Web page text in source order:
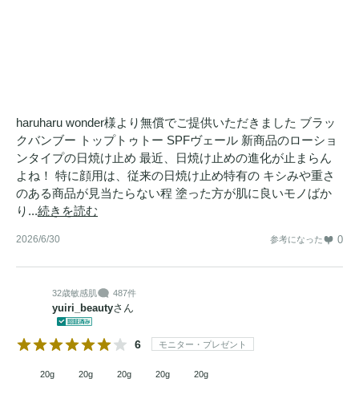
haruharu wonder様より無償でご提供いただきました ブラッ
クバンブー トップトゥトー SPFヴェール 新商品のローショ
ンタイプの日焼け止め 最近、日焼け止めの進化が止まらん
よね！ 特に顔用は、従来の日焼け止め特有の キシみや重さ
のある商品が見当たらない程 塗った方が肌に良いモノばか
り...続きを読む
2026/6/30 参考になった 0
32歳敏感肌 487件
yuiri_beautyさん
6 モニター・プレゼント
20g 20g 20g 20g 20g